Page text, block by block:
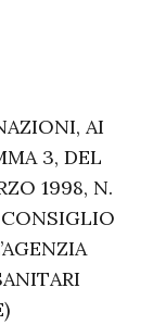
AI
3, DEL
1998, N.